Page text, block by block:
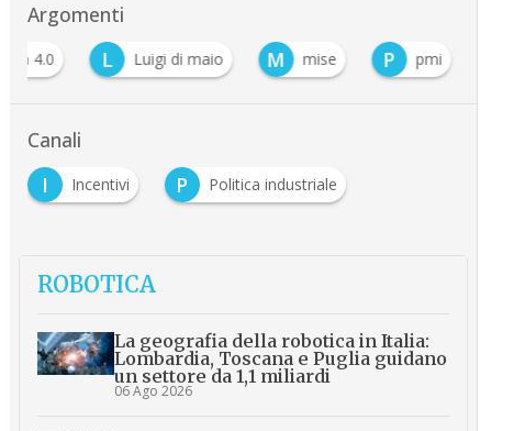
Argomenti
4.0 L Luigi di maio M mise P pmi
Canali
I
Incentivi P Politica industriale
ROBOTICA
La geografia della robotica in Italia:
Lombardia, Toscana e Puglia guidano
un settore da 1,1 miliardi
06 Ago 2026